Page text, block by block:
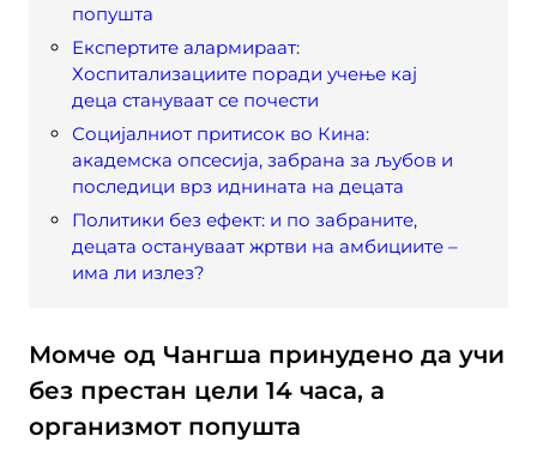
попушта
Експертите алармираат:
Хоспитализациите поради учење кај
деца стануваат се почести
Социјалниот притисок во Кина:
академска опсесија, забрана за љубов и
последици врз иднината на децата
Политики без ефект: и по забраните,
децата остануваат жртви на амбициите –
има ли излез?
Момче од Чангша принудено да учи
без престан цели 14 часа, а
организмот попушта